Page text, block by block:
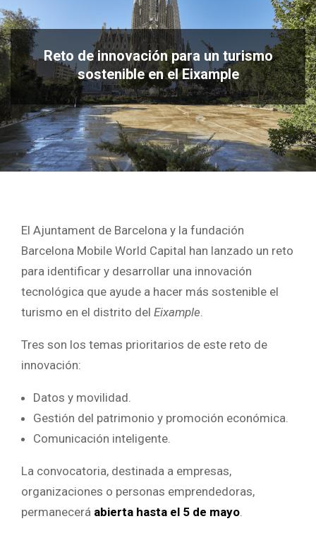
Reto de innovación para un turismo
sostenible en el Eixample
El Ajuntament de Barcelona y la fundación
Barcelona Mobile World Capital han lanzado un reto
para identificar y desarrollar una innovación
tecnológica que ayude a hacer más sostenible el
turismo en el distrito del Eixample.
Tres son los temas prioritarios de este reto de
innovación:
Datos y movilidad.
Gestión del patrimonio y promoción económica.
Comunicación inteligente.
La convocatoria, destinada a empresas,
organizaciones o personas emprendedoras,
permanecerá abierta hasta el 5 de mayo.